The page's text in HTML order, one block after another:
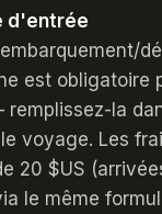
d'entrée
est obligatoire
la
voyage. Les
20 $US
le même